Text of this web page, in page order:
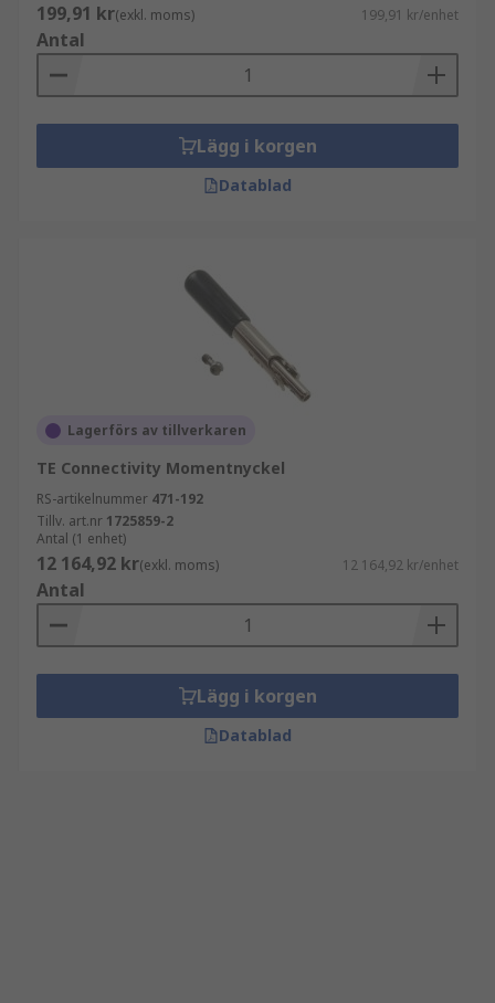
199,91 kr(exkl. moms) 199,91 kr/enhet
Antal
Lägg i korgen
Datablad
Lagerförs av tillverkaren
TE Connectivity Momentnyckel
RS-artikelnummer 471-192
Tillv. art.nr 1725859-2
Antal (1 enhet)
12 164,92 kr(exkl. moms) 12 164,92 kr/enhet
Antal
Lägg i korgen
Datablad